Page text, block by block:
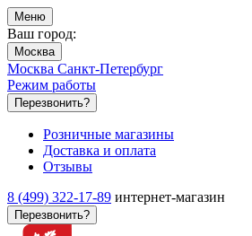
Меню
Ваш город:
Москва
Москва Санкт-Петербург
Режим работы
Перезвонить?
Розничные магазины
Доставка и оплата
Отзывы
8 (499) 322-17-89 интернет-магазин
Перезвонить?